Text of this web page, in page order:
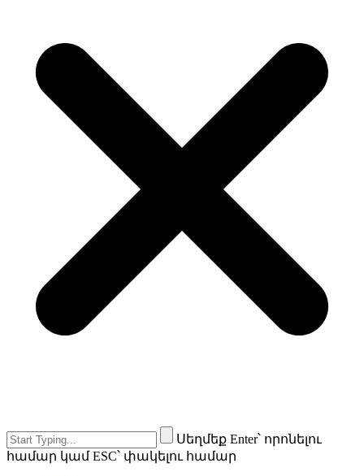
Սեղմեք Enter՝ որոնելու
համար կամ ESC՝ փակելու համար